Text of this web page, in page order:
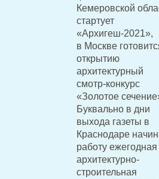
Кемеровской
стартует
«Архигеш-2021»,
в Москве
открытию
архитектурный
смотр-конкурс
«Золотое
Буквально в дни
выхода газеты в
Краснодаре
работу ежегодная
архитектурно-
строительная